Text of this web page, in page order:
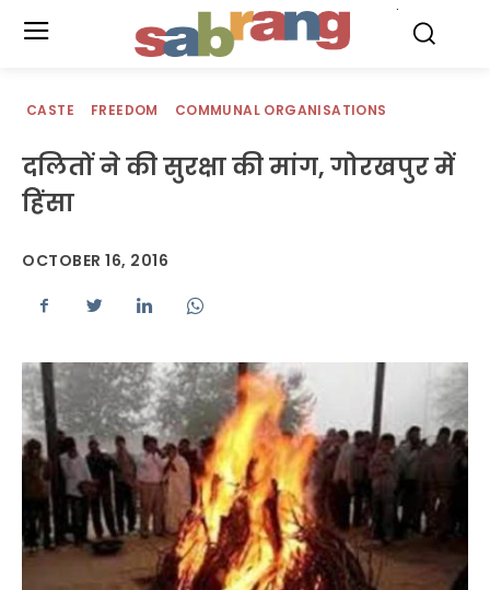
CASTE FREEDOM COMMUNAL ORGANISATIONS
दलितों ने की सुरक्षा की मांग, गोरखपुर में
हिंसा
OCTOBER 16, 2016